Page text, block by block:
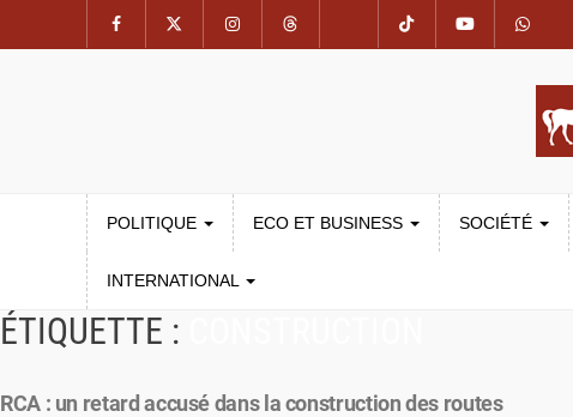
POLITIQUE ECO ET BUSINESS SOCIÉTÉ
INTERNATIONAL
ÉTIQUETTE :
RCA : un retard accusé dans la construction des routes